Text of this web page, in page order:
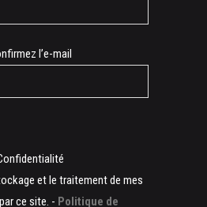
l’e-mail
et le traitement de mes
ce site. - Politique de